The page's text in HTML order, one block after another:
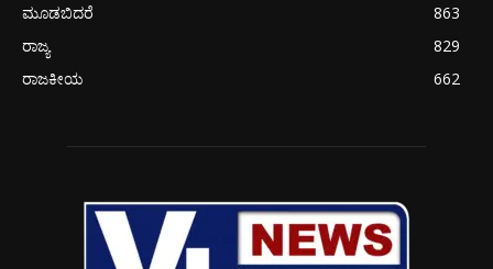
ಮೂಡಬಿದರೆ
863
ರಾಜ್ಯ
829
ರಾಜಕೀಯ
662